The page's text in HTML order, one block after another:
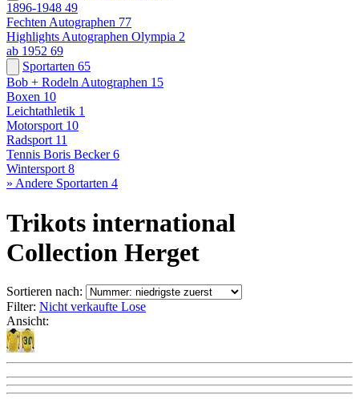
1896-1948 49
Fechten Autographen 77
Highlights Autographen Olympia 2
ab 1952 69
Sportarten 65
Bob + Rodeln Autographen 15
Boxen 10
Leichtathletik 1
Motorsport 10
Radsport 11
Tennis Boris Becker6
Wintersport 8
» Andere Sportarten 4
Trikots international
Collection Herget
Sortieren nach:
Filter: Nicht verkaufte Lose
Ansicht: